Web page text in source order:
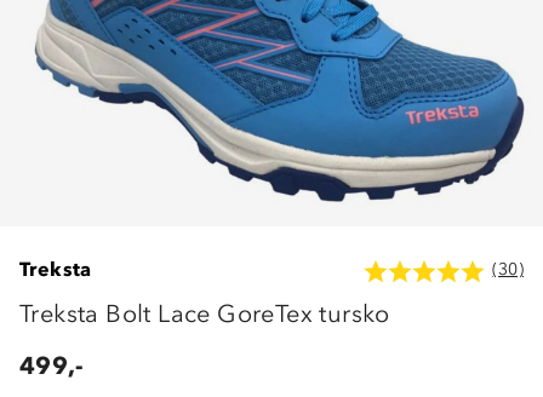
Treksta (30)
Treksta Bolt Lace GoreTex tursko
499,-